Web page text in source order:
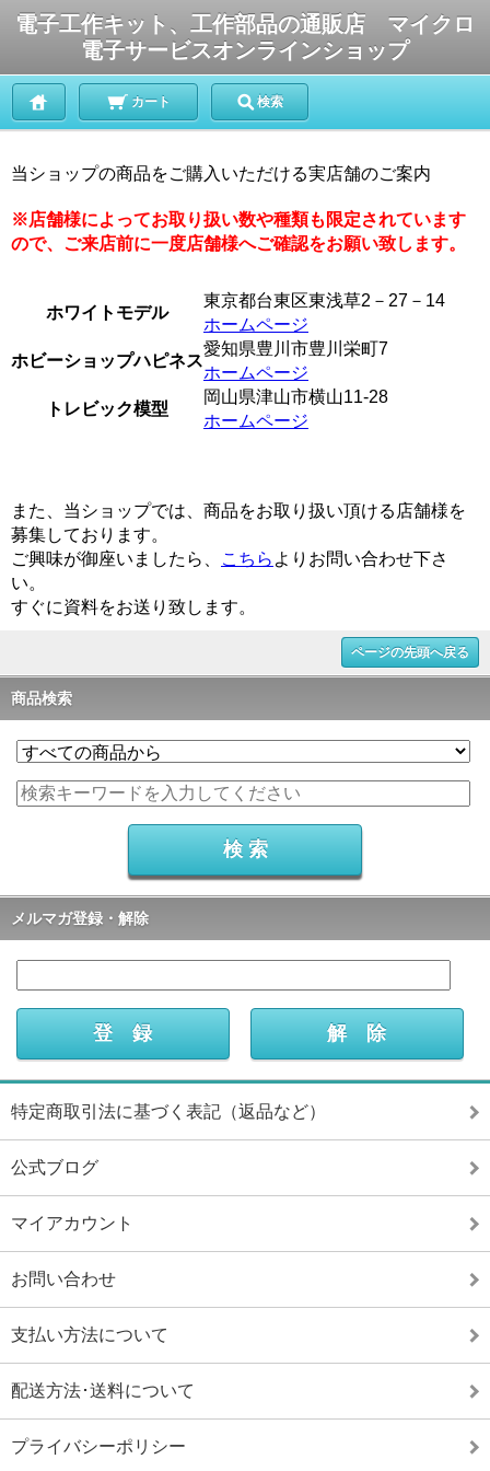
電子工作キット、工作部品の通販店 マイクロ
電子サービスオンラインショップ
カート 検索
当ショップの商品をご購入いただける実店舗のご案内
※店舗様によってお取り扱い数や種類も限定されています
ので、ご来店前に一度店舗様へご確認をお願い致します。
ホワイトモデル
東京都台東区東浅草2－27－14
ホームページ
ホビーショップハピネス
愛知県豊川市豊川栄町7
ホームページ
トレビック模型
岡山県津山市横山11-28
ホームページ
また、当ショップでは、商品をお取り扱い頂ける店舗様を
募集しております。
ご興味が御座いましたら、
こちら よりお問い合わせ下さ
い。
すぐに資料をお送り致します。
ページの先頭へ戻る
商品検索
メルマガ登録・解除
特定商取引法に基づく表記（返品など）
公式ブログ
マイアカウント
お問い合わせ
支払い方法について
配送方法･送料について
プライバシーポリシー